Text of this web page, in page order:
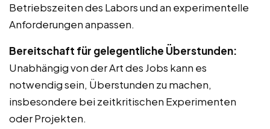
Betriebszeiten des Labors und an experimentelle
Anforderungen anpassen.
Bereitschaft für gelegentliche Überstunden:
Unabhängig von der Art des Jobs kann es
notwendig sein, Überstunden zu machen,
insbesondere bei zeitkritischen Experimenten
oder Projekten.